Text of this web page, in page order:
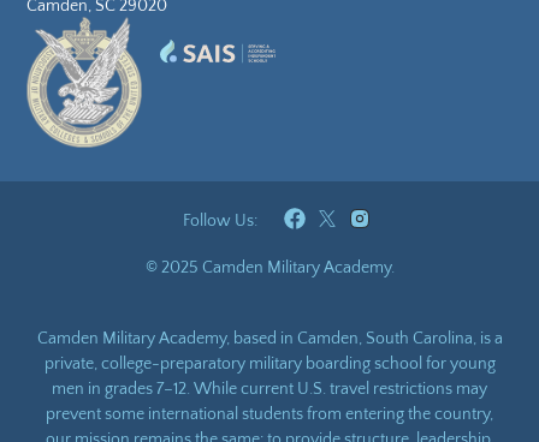
Camden, SC 29020
Follow Us:
© 2025 Camden Military Academy.
Camden Military Academy, based in Camden, South Carolina, is a
private, college-preparatory military boarding school for young
men in grades 7–12. While current U.S. travel restrictions may
prevent some international students from entering the country,